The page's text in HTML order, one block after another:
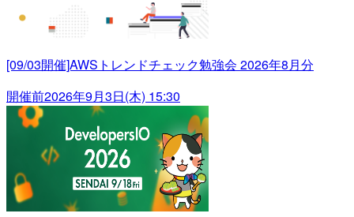
[09/03開催]AWSトレンドチェック勉強会 2026年8月分
開催前2026年9月3日(木) 15:30